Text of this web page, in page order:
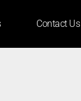
Contact Us